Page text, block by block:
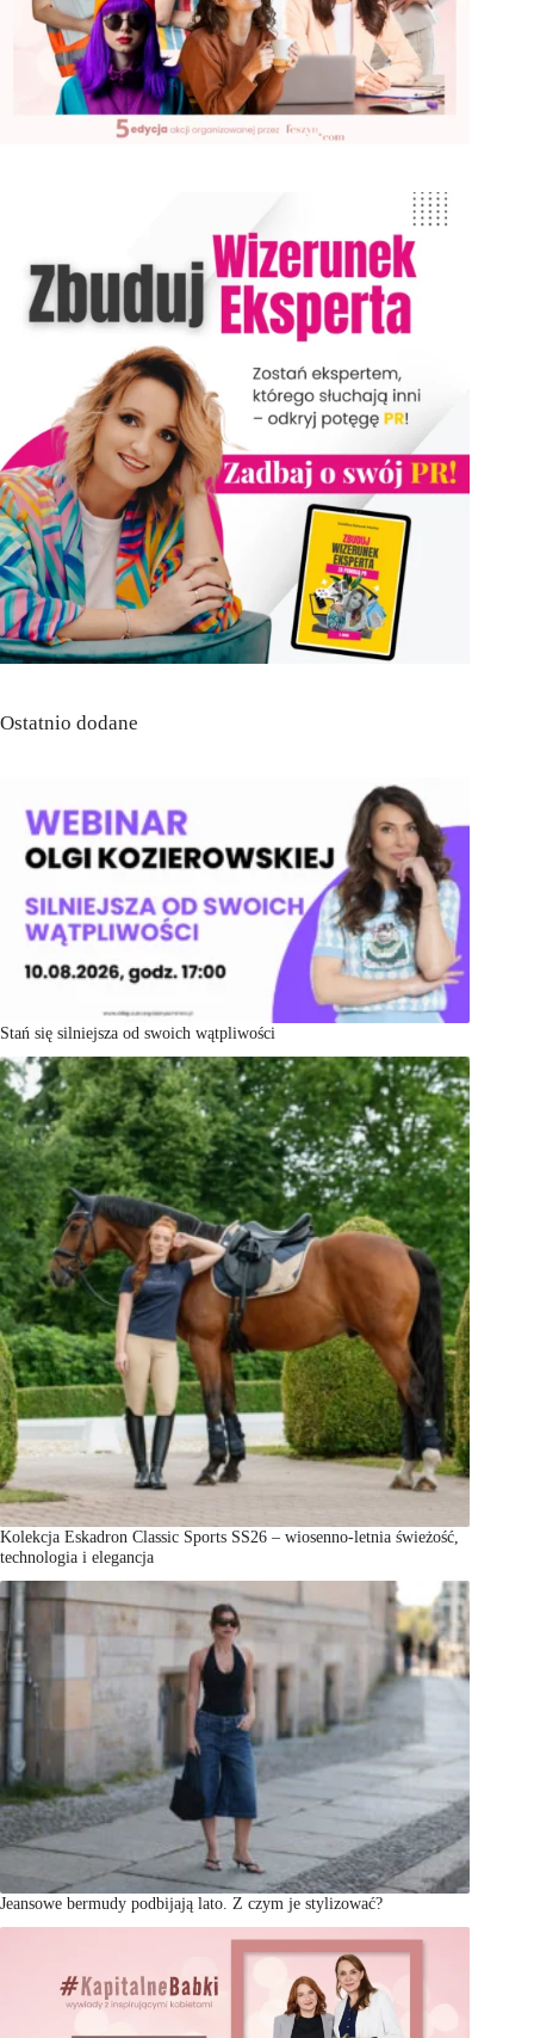
Ostatnio dodane
Stań się silniejsza od swoich wątpliwości
Kolekcja Eskadron Classic Sports SS26 – wiosenno-letnia świeżość,
technologia i elegancja
Jeansowe bermudy podbijają lato. Z czym je stylizować?